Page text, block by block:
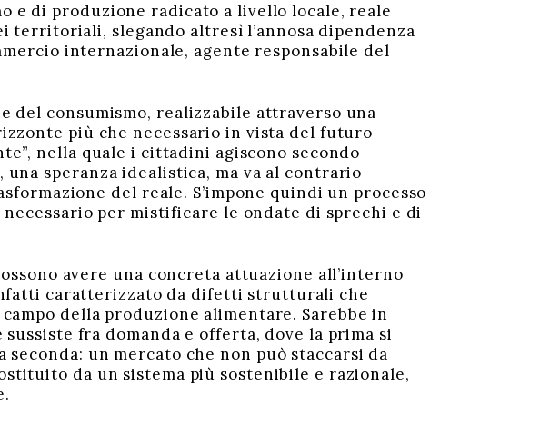
e di produzione radicato a livello locale, reale
slegando altresì l’annosa dipendenza
internazionale, agente responsabile del
del consumismo, realizzabile attraverso una
più che necessario in vista del futuro
nella quale i cittadini agiscono secondo
speranza idealistica, ma va al contrario
del reale. S’impone quindi un processo
per mistificare le ondate di sprechi e di
avere una concreta attuazione all’interno
caratterizzato da difetti strutturali che
della produzione alimentare. Sarebbe in
fra domanda e offerta, dove la prima si
un mercato che non può staccarsi da
da un sistema più sostenibile e razionale,